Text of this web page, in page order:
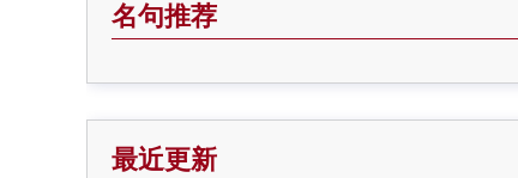
名句推荐
最近更新